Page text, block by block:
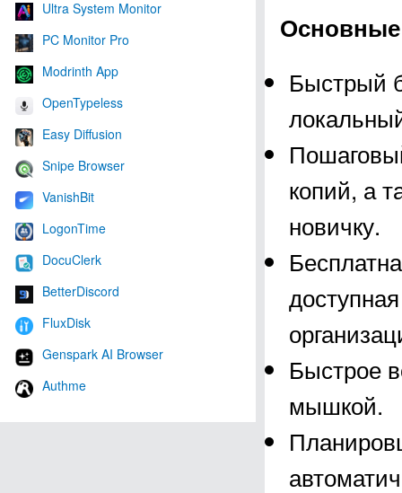
Ultra System Monitor
PC Monitor Pro
Modrinth App
OpenTypeless
Easy Diffusion
Snipe Browser
VanishBit
LogonTime
DocuClerk
BetterDiscord
FluxDisk
Genspark AI Browser
Authme
Быстрый
копий, а
новичку.
Быстрое
мышкой.